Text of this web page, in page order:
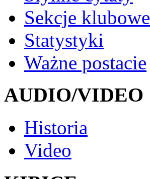
Sekcje klubowe
Statystyki
Ważne postacie
AUDIO/VIDEO
Historia
Video